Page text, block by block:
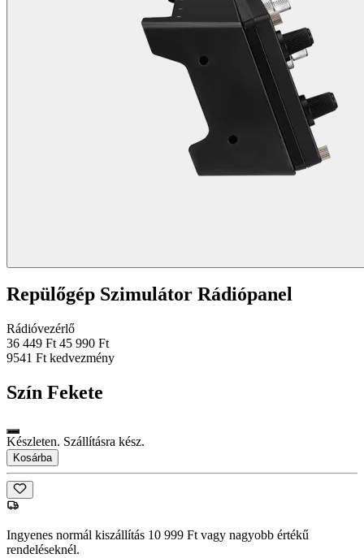
Repülőgép Szimulátor Rádiópanel
Rádióvezérlő
36 449 Ft 45 990 Ft
9541 Ft kedvezmény
Szín Fekete
Készleten. Szállításra kész.
Kosárba
Ingyenes normál kiszállítás 10 999 Ft vagy nagyobb értékű
rendeléseknél.